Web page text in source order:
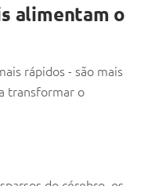
alimentam o
rápidos - são mais
transformar o